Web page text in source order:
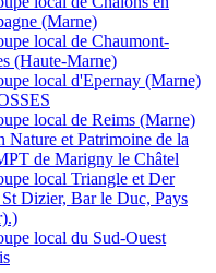
(Marne)
local de Chaumont-
(Haute-Marne)
local d'Epernay (Marne)
local de Reims (Marne)
Nature et Patrimoine de la
de Marigny le Châtel
local Triangle et Der
Dizier, Bar le Duc, Pays
local du Sud-Ouest